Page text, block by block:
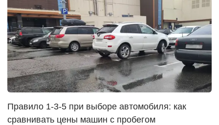
Правило 1-3-5 при выборе автомобиля: как
сравнивать цены машин с пробегом